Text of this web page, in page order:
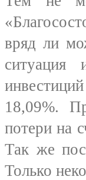
вряд ли
18,09%.
потери на
Так же
Только